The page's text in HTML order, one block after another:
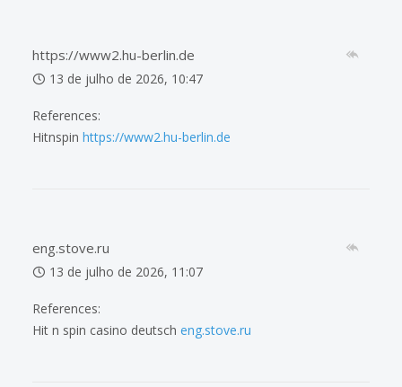
https://www2.hu-berlin.de
13 de julho de 2026, 10:47
References:
Hitnspin https://www2.hu-berlin.de
eng.stove.ru
13 de julho de 2026, 11:07
References:
Hit n spin casino deutsch eng.stove.ru